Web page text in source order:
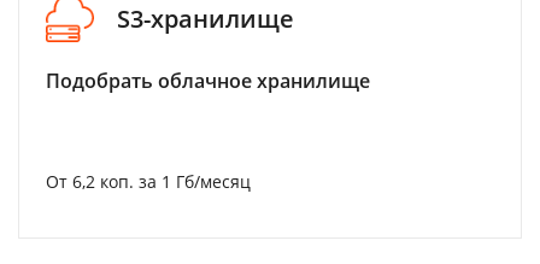
S3-хранилище
Подобрать облачное хранилище
От 6,2 коп. за 1 Гб/месяц